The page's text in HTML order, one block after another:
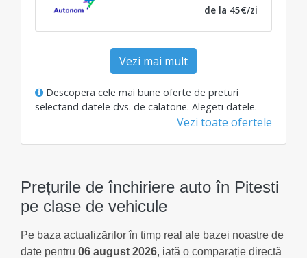
de la 45€/zi
Vezi mai mult
Descopera cele mai bune oferte de preturi
selectand datele dvs. de calatorie. Alegeti datele.
Vezi toate ofertele
Prețurile de închiriere auto în Pitesti
pe clase de vehicule
Pe baza actualizărilor în timp real ale bazei noastre de
date pentru 06 august 2026, iată o comparație directă